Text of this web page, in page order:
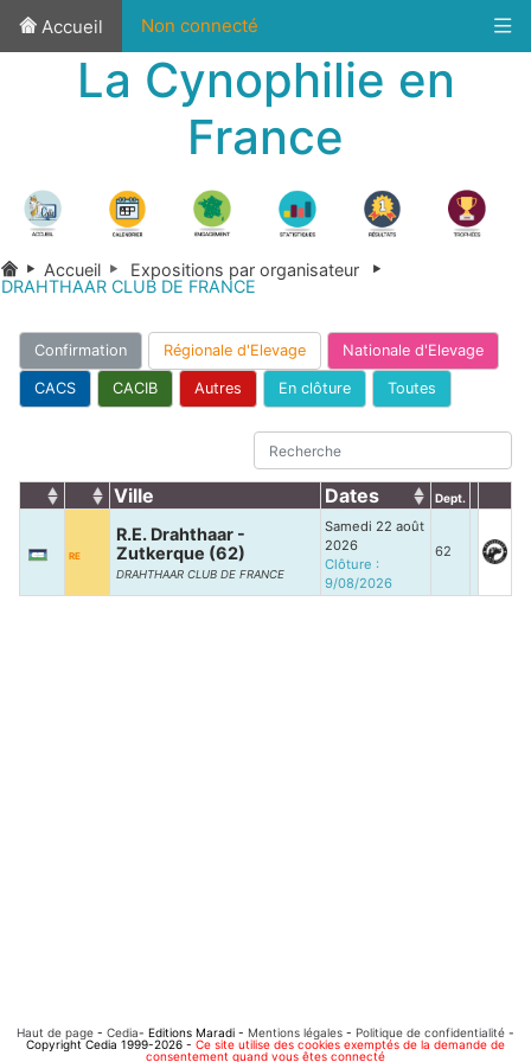
Accueil Non connecté
La Cynophilie en
France
Accueil
Expositions par organisateur
DRAHTHAAR CLUB DE FRANCE
Confirmation Régionale d'Elevage Nationale d'Elevage
CACS CACIB Autres En clôture Toutes
Ville Dates Dept.
RE
R.E. Drahthaar -
Zutkerque (62)
DRAHTHAAR CLUB DE FRANCE
Samedi 22 août
2026
Clôture :
9/08/2026
62
Haut de page - Cedia- Editions Maradi - Mentions légales - Politique de confidentialité -
Copyright Cedia 1999-2026 - Ce site utilise des cookies exemptés de la demande de
consentement quand vous êtes connecté